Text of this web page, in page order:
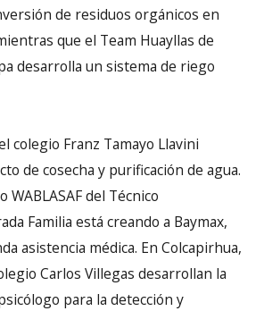
de residuos orgánicos en
que el Team Huayllas de
desarrolla un sistema de riego
colegio Franz Tamayo Llavini
de cosecha y purificación de agua.
WABLASAF del Técnico
Familia está creando a Baymax,
asistencia médica. En Colcapirhua,
Carlos Villegas desarrollan la
para la detección y